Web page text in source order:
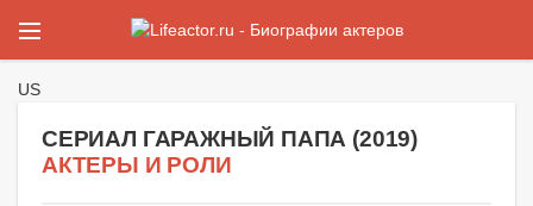
US
СЕРИАЛ ГАРАЖНЫЙ ПАПА (2019)
АКТЕРЫ И РОЛИ